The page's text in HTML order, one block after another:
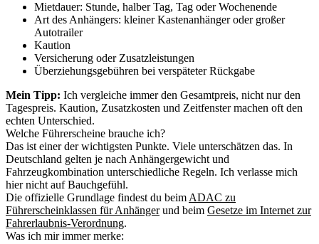
Mietdauer: Stunde, halber Tag, Tag oder Wochenende
Art des Anhängers: kleiner Kastenanhänger oder großer
Autotrailer
Kaution
Versicherung oder Zusatzleistungen
Überziehungsgebühren bei verspäteter Rückgabe
Mein Tipp: Ich vergleiche immer den Gesamtpreis, nicht nur den
Tagespreis. Kaution, Zusatzkosten und Zeitfenster machen oft den
echten Unterschied.
Welche Führerscheine brauche ich?
Das ist einer der wichtigsten Punkte. Viele unterschätzen das. In
Deutschland gelten je nach Anhängergewicht und
Fahrzeugkombination unterschiedliche Regeln. Ich verlasse mich
hier nicht auf Bauchgefühl.
Die offizielle Grundlage findest du beim ADAC zu
Führerscheinklassen für Anhängerund beim Gesetze im Internet zur
Fahrerlaubnis-Verordnung.
Was ich mir immer merke: